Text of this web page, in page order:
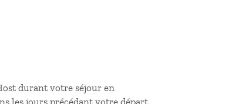
durant votre séjour en
les jours précédant votre départ